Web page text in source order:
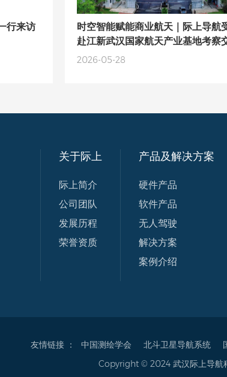
行来访
时空智能赋能商业航天｜际上导航
赴江新武汉国家航天产业基地考察
流，共拓高精度定位感知新场景
2026-05-28
关于际上
际上简介
公司团队
发展历程
荣誉资质
产品及解决方案
硬件产品
软件产品
无人驾驶
解决方案
案例介绍
友情链接 ： 中国测绘学会 北斗卫星导航系统
Copyright © 2024 武汉际上导航